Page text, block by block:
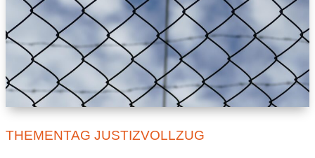
THEMENTAG JUSTIZVOLLZUG